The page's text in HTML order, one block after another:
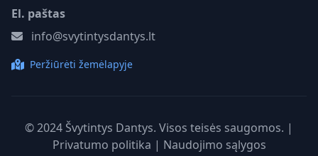
El. paštas
info@svytintysdantys.lt
Peržiūrėti žemėlapyje
© 2024 Švytintys Dantys. Visos teisės saugomos. |
Privatumo politika | Naudojimo sąlygos